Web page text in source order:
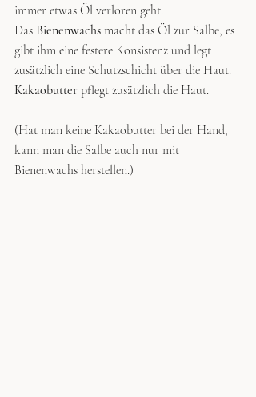
immer etwas Öl verloren geht.
Das Bienenwachs macht das Öl zur Salbe, es
gibt ihm eine festere Konsistenz und legt
zusätzlich eine Schutzschicht über die Haut.
Kakaobutter pflegt zusätzlich die Haut.
(Hat man keine Kakaobutter bei der Hand,
kann man die Salbe auch nur mit
Bienenwachs herstellen.)